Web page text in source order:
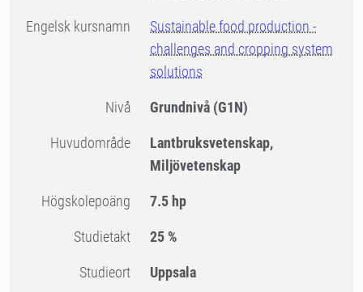
Engelsk kursnamn
Sustainable food production -
challenges and cropping system
solutions
Nivå Grundnivå (G1N)
Huvudområde
Lantbruksvetenskap,
Miljövetenskap
högskolepoäng 7.5 hp
Studietakt 25 %
Studieort Uppsala